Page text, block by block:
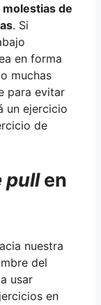
de
. Si
en forma
muchas
para evitar
un ejercicio
de
pullen
nuestra
del
usar
en